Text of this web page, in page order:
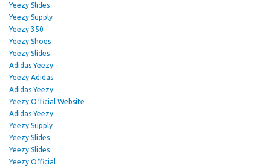
Yeezy Slides
Yeezy Supply
Yeezy 350
Yeezy Shoes
Yeezy Slides
Adidas Yeezy
Yeezy Adidas
Adidas Yeezy
Yeezy Official Website
Adidas Yeezy
Yeezy Supply
Yeezy Slides
Yeezy Slides
Yeezy Official